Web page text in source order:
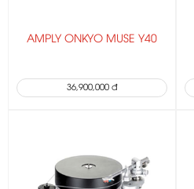
AMPLY ONKYO MUSE Y40
36,900,000 đ